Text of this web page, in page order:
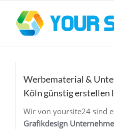
Werbematerial &
Köln günstig erstellen
Wir von yoursite24 sind
Grafikdesign